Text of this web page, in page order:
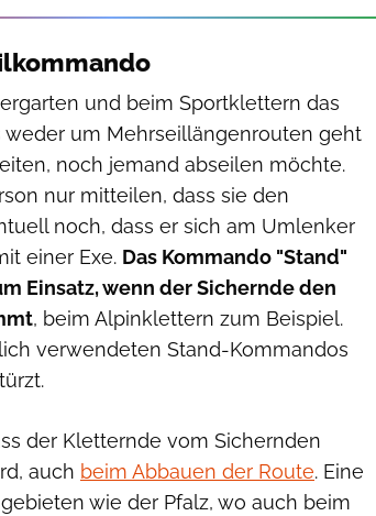
und beim Sportklettern das
weder um Mehrseillängenrouten geht
noch jemand abseilen möchte.
nur mitteilen, dass sie den
noch, dass er sich am Umlenker
einer Exe. Das Kommando "Stand"
Einsatz, wenn der Sichernde den
, beim Alpinklettern zum Beispiel.
verwendeten Stand-Kommandos
der Kletternde vom Sichernden
auch beim Abbauen der Route. Eine
wie der Pfalz, wo auch beim